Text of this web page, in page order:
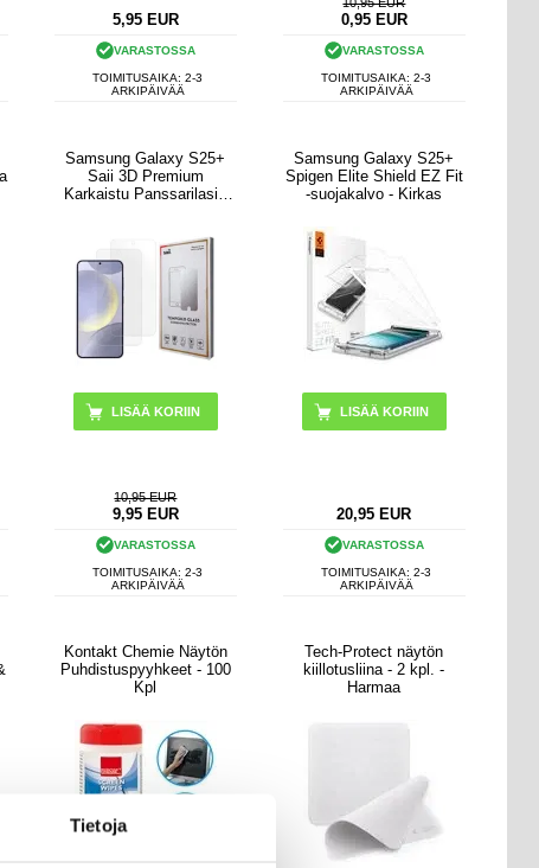
Tietoja
5,95 EUR
VARASTOSSA
TOIMITUSAIKA: 2-3
ARKIPÄIVÄÄ
0,95 EUR
VARASTOSSA
TOIMITUSAIKA: 2-3
ARKIPÄIVÄÄ
Samsung Galaxy S25+
Saii 3D Premium
Karkaistu Panssarilasi -
10,95 EUR
9,95 EUR
VARASTOSSA
TOIMITUSAIKA: 2-3
ARKIPÄIVÄÄ
Samsung Galaxy S25+
Spigen Elite Shield EZ Fit
-suojakalvo - Kirkas
20,95 EUR
VARASTOSSA
TOIMITUSAIKA: 2-3
ARKIPÄIVÄÄ
Kontakt Chemie Näytön
Puhdistuspyyhkeet - 100
Kpl
Tech-Protect näytön
kiillotusliina - 2 kpl. -
Harmaa